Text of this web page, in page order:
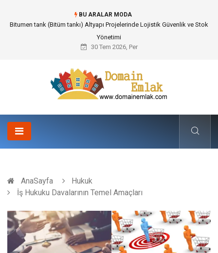
BU ARALAR MODA
Güvenilir Chip Satışı: Kesintisiz Poker Deneyimi İçin Profesyonel Destek
30 Tem 2026, Per
AnaSayfa
Hukuk
İş Hukuku Davalarının Temel Amaçları